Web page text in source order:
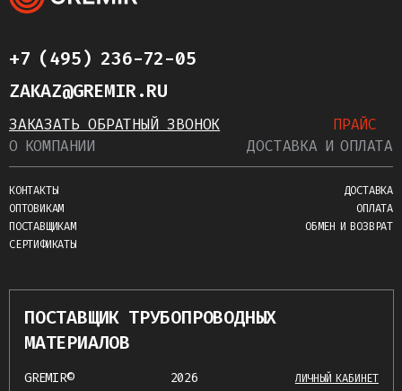
+7 (495) 236-72-05
ZAKAZ@GREMIR.RU
ЗАКАЗАТЬ ОБРАТНЫЙ ЗВОНОК
ПРАЙС
О КОМПАНИИ
КОНТАКТЫ
ОПТОВИКАМ
ПОСТАВЩИКАМ
СЕРТИФИКАТЫ
ДОСТАВКА И ОПЛАТА
ДОСТАВКА
ОПЛАТА
ОБМЕН И ВОЗВРАТ
ПОСТАВЩИК ТРУБОПРОВОДНЫХ
МАТЕРИАЛОВ
GREMIR© 2026 ЛИЧНЫЙ КАБИНЕТ